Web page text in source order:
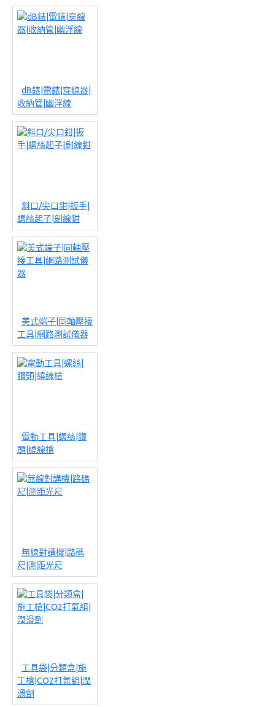
dB錶|電錶|穿線器|
收納管|幽浮線
斜口/尖口鉗|扳手|
螺絲起子|剝線鉗
美式端子|同軸壓接
工具|網路測試儀器
電動工具|螺絲|鑽
頭|繞線槍
無線對講機|路碼
尺|測距光尺
工具袋|分類盒|施
工槍|CO2打氣組|潤
滑劑